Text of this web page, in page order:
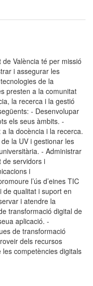
de València té per missió
i assegurar les
de la
presten a la comunitat
la recerca i la gestió
- Desenvolupar
els seus àmbits. -
la docència i la recerca.
la UV i gestionar les
- Administrar
de servidors i
i
l’ús d’eines TIC
qualitat i suport en
i atendre la
transformació digital de
aplicació. -
de transformació
dels recursos
competències digitals